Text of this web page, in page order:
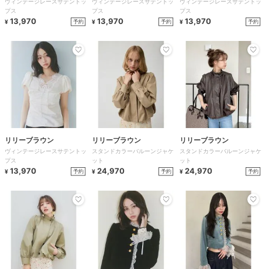
プス
¥ 13,970 予約
プス
¥ 13,970 予約
プス
¥ 13,970 予約
リリーブラウン
ヴィンテージレースサテントッ
プス
¥ 13,970 予約
リリーブラウン
スタンドカラーバルーンジャケ
ット
¥ 24,970 予約
リリーブラウン
スタンドカラーバルーンジャケ
ット
¥ 24,970 予約